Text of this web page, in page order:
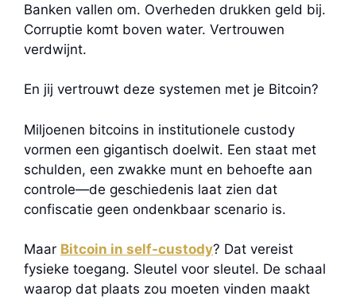
Banken vallen om. Overheden drukken geld bij.
Corruptie komt boven water. Vertrouwen
verdwijnt.
En jij vertrouwt deze systemen met je Bitcoin?
Miljoenen bitcoins in institutionele custody
vormen een gigantisch doelwit. Een staat met
schulden, een zwakke munt en behoefte aan
controle—de geschiedenis laat zien dat
confiscatie geen ondenkbaar scenario is.
Maar Bitcoin in self-custody? Dat vereist
fysieke toegang. Sleutel voor sleutel. De schaal
waarop dat plaats zou moeten vinden maakt